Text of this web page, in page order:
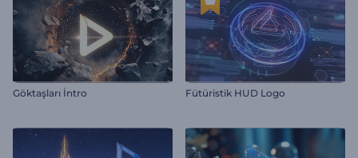
Göktaşları İntro Fütüristik HUD Logo